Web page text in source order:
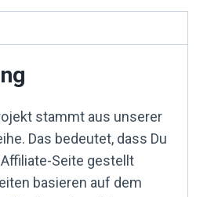
stammt aus unserer
Das bedeutet, dass Du
Seite gestellt
basieren auf dem